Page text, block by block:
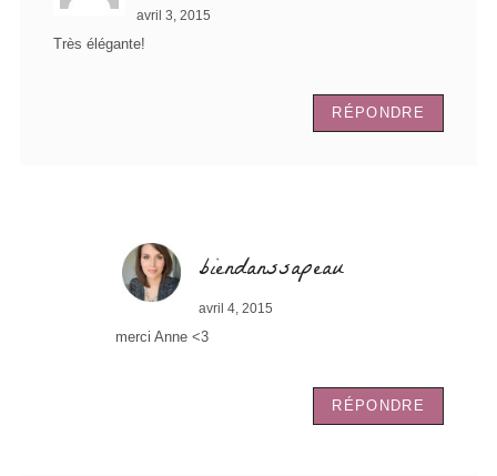
avril 3, 2015
Très élégante!
RÉPONDRE
biendanssapeau
avril 4, 2015
merci Anne <3
RÉPONDRE